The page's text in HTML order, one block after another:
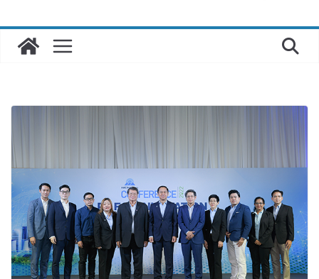
เส้นทางท่องเที่ยว Corporate ยกระดับ
คุณภาพ